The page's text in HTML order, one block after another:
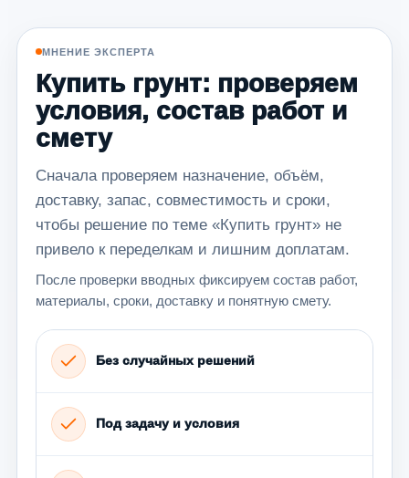
МНЕНИЕ ЭКСПЕРТА
Купить грунт: проверяем
условия, состав работ и
смету
Сначала проверяем назначение, объём,
доставку, запас, совместимость и сроки,
чтобы решение по теме «Купить грунт» не
привело к переделкам и лишним доплатам.
После проверки вводных фиксируем состав работ,
материалы, сроки, доставку и понятную смету.
Без случайных решений
Под задачу и условия